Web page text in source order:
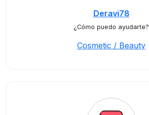
Deravi78
¿Cómo puedo ayudarte?
Cosmetic / Beauty